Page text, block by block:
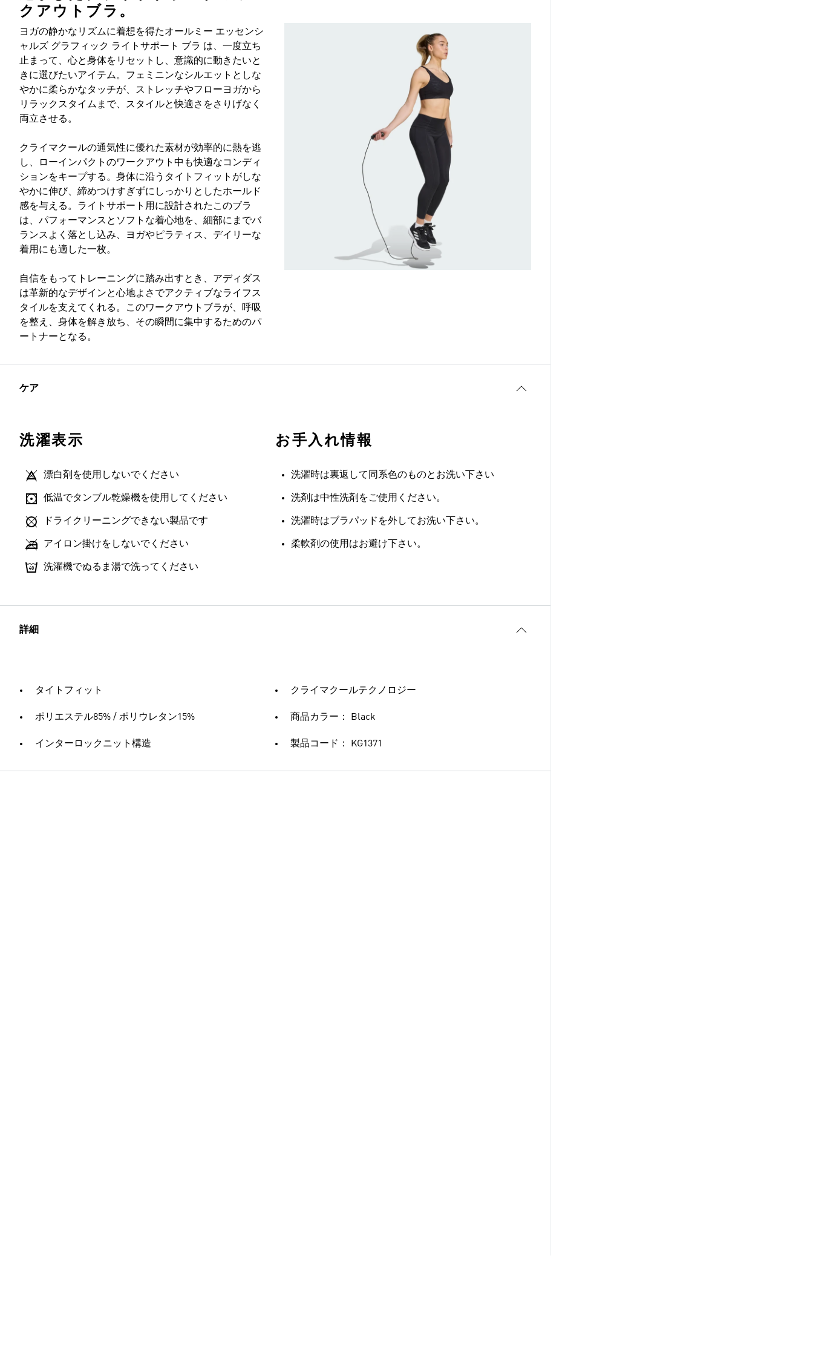
クアウトブラ。
ヨガの静かなリズムに着想を得たオールミー エッセンシ
ャルズ グラフィック ライトサポート ブラ は、一度立ち
止まって、心と身体をリセットし、意識的に動きたいと
きに選びたいアイテム。フェミニンなシルエットとしな
やかに柔らかなタッチが、ストレッチやフローヨガから
リラックスタイムまで、スタイルと快適さをさりげなく
両立させる。
クライマクールの通気性に優れた素材が効率的に熱を逃
し、ローインパクトのワークアウト中も快適なコンディ
ションをキープする。身体に沿うタイトフィットがしな
やかに伸び、締めつけすぎずにしっかりとしたホールド
感を与える。ライトサポート用に設計されたこのブラ
は、パフォーマンスとソフトな着心地を、細部にまでバ
ランスよく落とし込み、ヨガやピラティス、デイリーな
着用にも適した一枚。
自信をもってトレーニングに踏み出すとき、アディダス
は革新的なデザインと心地よさでアクティブなライフス
タイルを支えてくれる。このワークアウトブラが、呼吸
を整え、身体を解き放ち、その瞬間に集中するためのパ
ートナーとなる。
ケア
洗濯表示
漂白剤を使用しないでください
低温でタンブル乾燥機を使用してください
ドライクリーニングできない製品です
アイロン掛けをしないでください
洗濯機でぬるま湯で洗ってください
お手入れ情報
洗濯時は裏返して同系色のものとお洗い下さい
洗剤は中性洗剤をご使用ください。
洗濯時はブラパッドを外してお洗い下さい。
柔軟剤の使用はお避け下さい。
詳細
タイトフィット
ポリエステル85% / ポリウレタン15%
インターロックニット構造
クライマクールテクノロジー
商品カラー： Black
製品コード： KG1371